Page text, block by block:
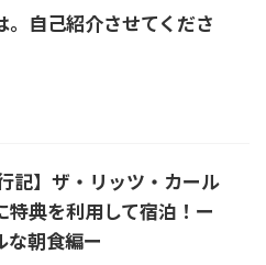
。自己紹介させてくださ
記】ザ・リッツ・カール
特典を利用して宿泊！ー
な朝食編ー